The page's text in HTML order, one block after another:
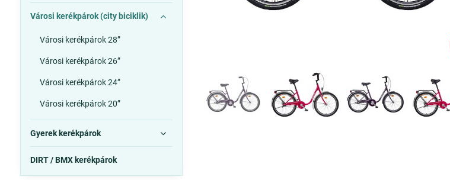
Városi kerékpárok (city biciklik)
Városi kerékpárok 28”
Városi kerékpárok 26”
Városi kerékpárok 24”
Városi kerékpárok 20”
Gyerek kerékpárok
DIRT / BMX kerékpárok